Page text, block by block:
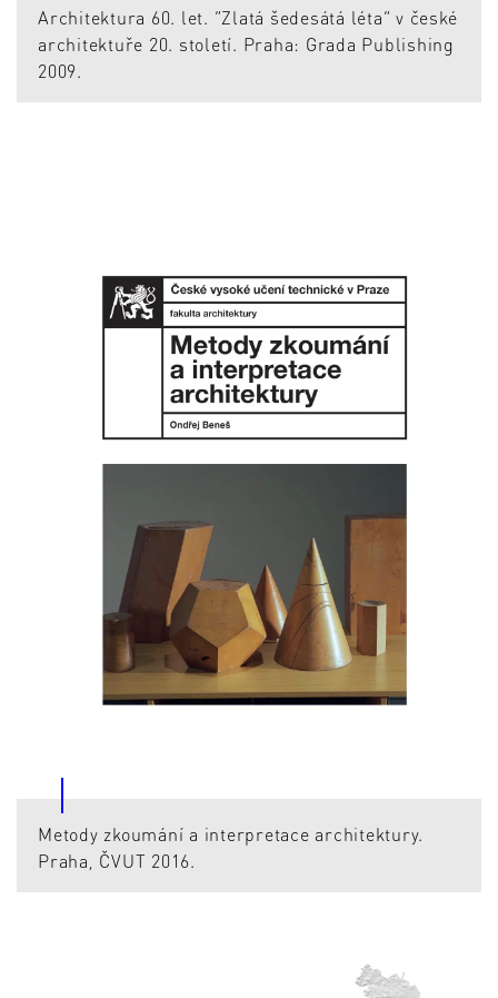
Architektura 60. let. “Zlatá šedesátá léta“ v české
architektuře 20. století. Praha: Grada Publishing
2009.
Metody zkoumání a interpretace architektury.
Praha, ČVUT 2016.